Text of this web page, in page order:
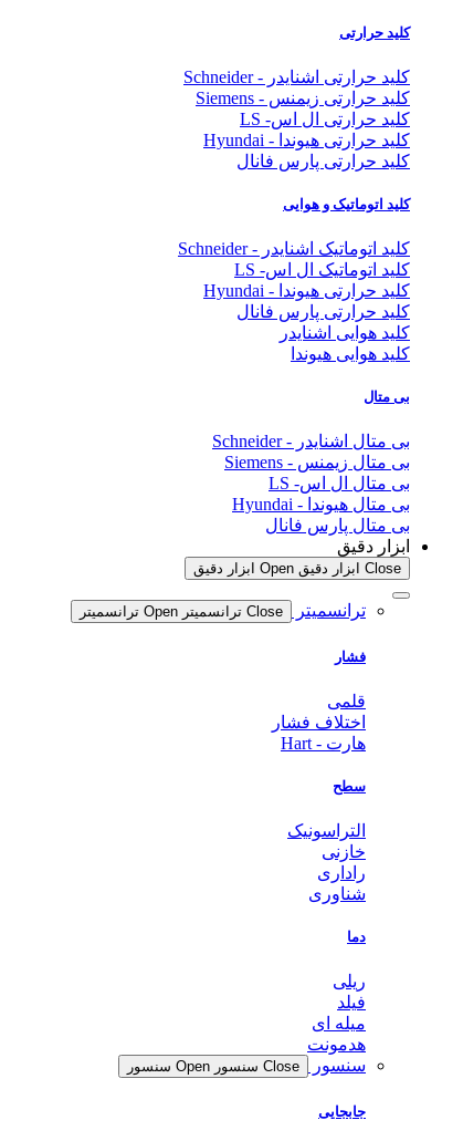
کلید حرارتی
کلید حرارتی اشنایدر - Schneider
کلید حرارتی زیمنس - Siemens
کلید حرارتی ال اس- LS
کلید حرارتی هیوندا - Hyundai
کلید حرارتی پارس فانال
کلید اتوماتیک و هوایی
کلید اتوماتیک اشنایدر - Schneider
کلید اتوماتیک ال اس- LS
کلید حرارتی هیوندا - Hyundai
کلید حرارتی پارس فانال
کلید هوایی اشنایدر
کلید هوایی هیوندا
بی متال
بی متال اشنایدر - Schneider
بی متال زیمنس - Siemens
بی متال ال اس- LS
بی متال هیوندا - Hyundai
بی متال پارس فانال
ابزار دقیق
Close ابزار دقیق Open ابزار دقیق
ترانسمیتر Close ترانسمیتر Open ترانسمیتر
فشار
قلمی
اختلاف فشار
هارت - Hart
سطح
التراسونیک
خازنی
راداری
شناوری
دما
ریلی
فیلد
میله ای
هدمونت
سنسور
Close سنسور Open سنسور
جابجایی